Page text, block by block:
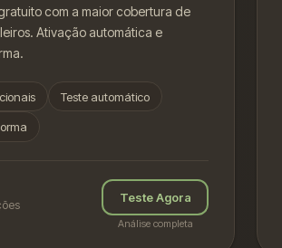
com a maior cobertura de
Ativação automática e
Teste automático
Teste Agora
Análise completa